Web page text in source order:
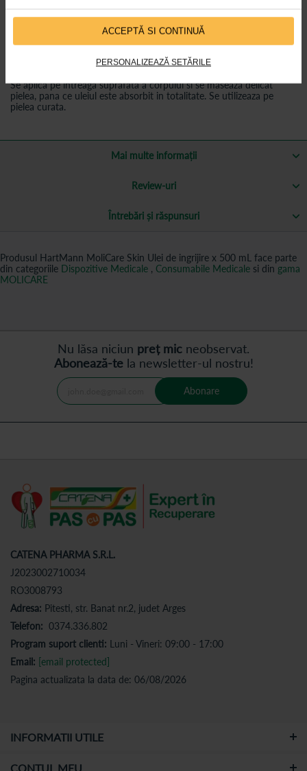
ACCEPTĂ SI CONTINUĂ
PERSONALIZEAZĂ SETĂRILE
Hidratare avansata datorita continutului bogat in uleiuri naturale
si vitamina E.
Reface structura pielii deshidratate, aspre, uscate si descuamate.
Mod de utilizare:
Se aplica pe intreaga suprafata a corpului si se maseaza delicat
pielea, pana ce uleiul este absorbit in totalitate. Se utilizeaza pe
pielea curata.
Mai multe informații
Review-uri
Întrebări și răspunsuri
Produsul HartMann MoliCare Skin Ulei de ingrijire x 500 mL face parte
din categoriile Dispozitive Medicale , Consumabile Medicale si din gama
MOLICARE
Nu lăsa niciun preț mic neobservat.
Abonează-tela newsletter-ul nostru!
Abonare
CATENA PHARMA S.R.L.
J2023002710034
RO3008793
Adresa: Pitesti, str. Banat nr.2, judet Arges
Telefon: 0374.336.802
Program suport clienti: Luni - Vineri: 09:00 - 17:00
Email: [email protected]
Pagina actualizata la data de: 06/08/2026
INFORMATII UTILE
CONTUL MEU